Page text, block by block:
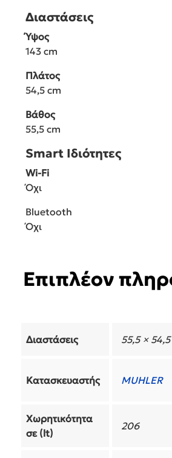
Διαστάσεις
Ύψος
143 cm
Πλάτος
54,5 cm
Βάθος
55,5 cm
Smart Ιδιότητες
Wi-Fi
Όχι
Bluetooth
Όχι
Επιπλέον
Διαστάσεις 55,5 ×
Κατασκευαστής MUHLER
Χωρητικότητα
σε (lt)
206